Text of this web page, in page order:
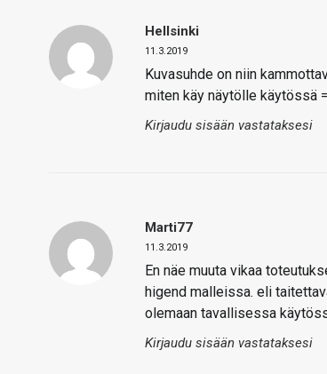
Hellsinki
11.3.2019
Kuvasuhde on niin
miten käy näytölle käytössä
Kirjaudu sisään vastataksesi
Marti77
11.3.2019
En näe muuta vikaa
higend malleissa. eli
olemaan tavallisessa
Kirjaudu sisään vastataksesi